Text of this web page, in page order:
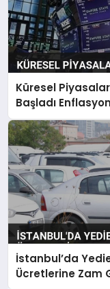
Küresel
Başladı
İstanbul’da
Ücretlerine Zam